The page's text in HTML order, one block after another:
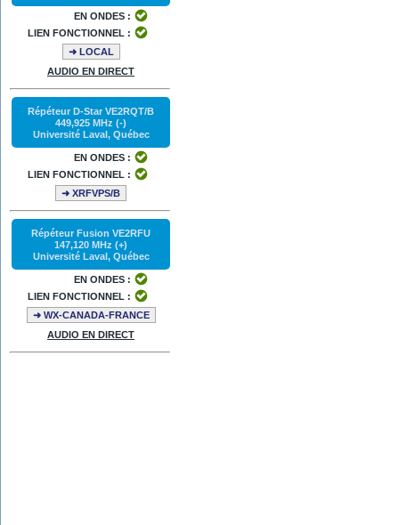
EN ONDES :
LIEN FONCTIONNEL :
➜ LOCAL
AUDIO EN DIRECT
Répéteur D-Star VE2RQT/B
449,925 MHz (-)
Université Laval, Québec
EN ONDES :
LIEN FONCTIONNEL :
➜ XRFVPS/B
Répéteur Fusion VE2RFU
147,120 MHz (+)
Université Laval, Québec
EN ONDES :
LIEN FONCTIONNEL :
➜ WX-CANADA-FRANCE
AUDIO EN DIRECT